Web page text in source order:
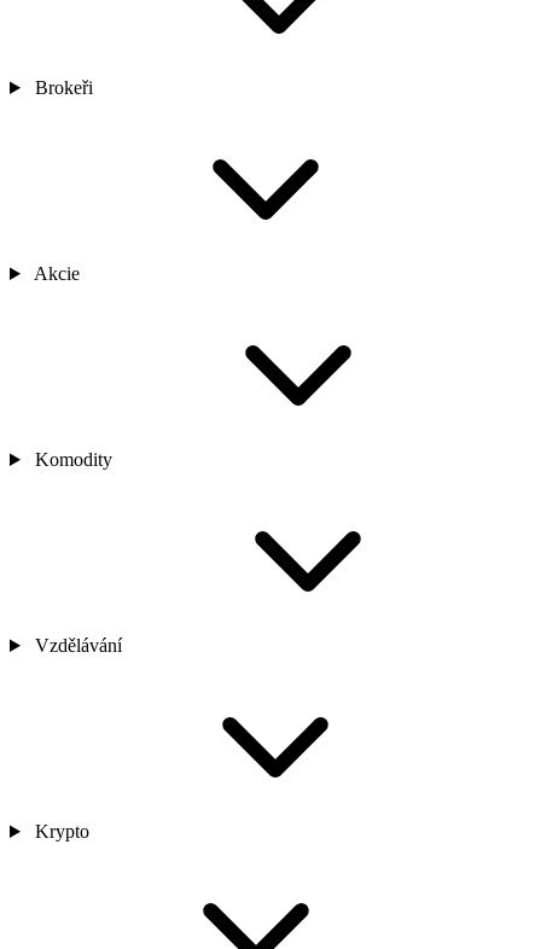
Brokeři
Akcie
Komodity
Vzdělávání
Krypto